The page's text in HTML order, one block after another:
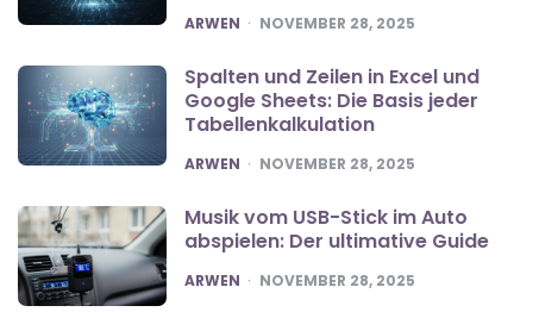
POSTED
ARWEN NOVEMBER 28, 2025
Spalten und Zeilen in Excel und
Google Sheets: Die Basis jeder
Tabellenkalkulation
POSTED
ARWEN NOVEMBER 28, 2025
Musik vom USB-Stick im Auto
abspielen: Der ultimative Guide
POSTED
ARWEN NOVEMBER 28, 2025